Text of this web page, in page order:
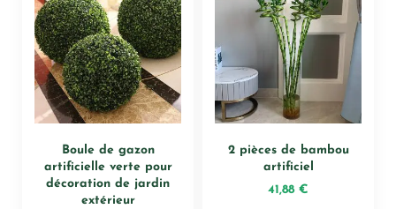
Boule de gazon
artificielle verte pour
décoration de jardin
extérieur
2 pièces de bambou
artificiel
41,88 €